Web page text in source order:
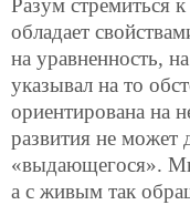
Разум стремиться
обладает
на уравненность,
указывал на то
ориентирована на
развития не может
«выдающегося».
а с живым так